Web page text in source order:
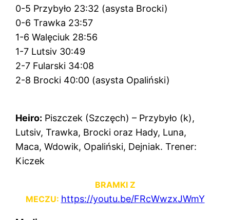
0-5 Przybyło 23:32 (asysta Brocki)
0-6 Trawka 23:57
1-6 Walęciuk 28:56
1-7 Lutsiv 30:49
2-7 Fularski 34:08
2-8 Brocki 40:00 (asysta Opaliński)
Heiro: Piszczek (Szczęch) – Przybyło (k),
Lutsiv, Trawka, Brocki oraz Hady, Luna,
Maca, Wdowik, Opaliński, Dejniak. Trener:
Kiczek
BRAMKI Z
MECZU: https://youtu.be/FRcWwzxJWmY